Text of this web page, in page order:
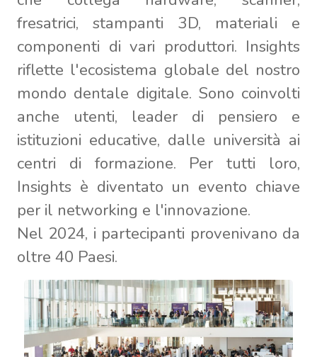
fresatrici, stampanti 3D, materiali e
componenti di vari produttori. Insights
riflette l'ecosistema globale del nostro
mondo dentale digitale. Sono coinvolti
anche utenti, leader di pensiero e
istituzioni educative, dalle università ai
centri di formazione. Per tutti loro,
Insights è diventato un evento chiave
per il networking e l'innovazione.
Nel 2024, i partecipanti provenivano da
oltre 40 Paesi.